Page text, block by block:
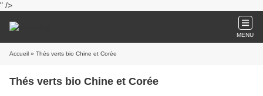
" />
MENU
Accueil » Thés verts bio Chine et Corée
Thés verts bio Chine et Corée